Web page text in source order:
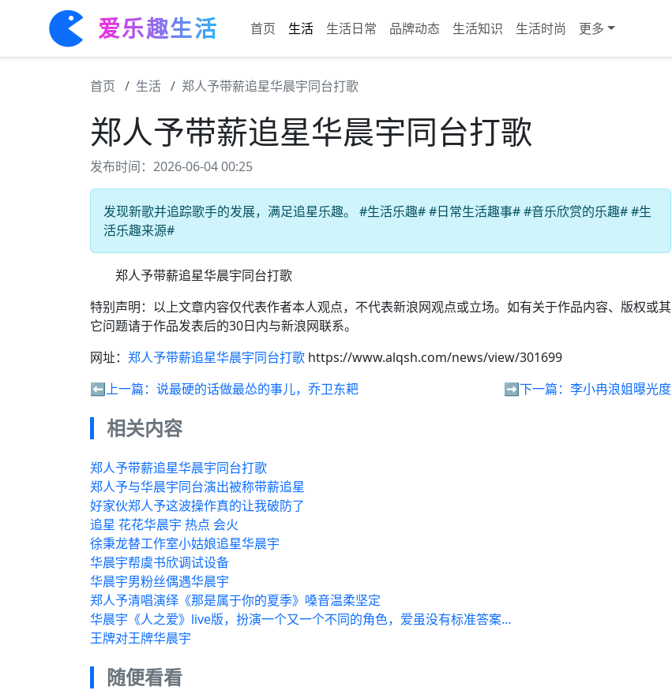
爱乐趣生活 首页 生活 生活日常 品牌动态 生活知识 生活时尚 更多
首页 生活 郑人予带薪追星华晨宇同台打歌
郑人予带薪追星华晨宇同台打歌
发布时间：2026-06-04 00:25
发现新歌并追踪歌手的发展，满足追星乐趣。 #生活乐趣# #日常生活趣事# #音乐欣赏的乐趣# #生
活乐趣来源#
郑人予带薪追星华晨宇同台打歌
特别声明：以上文章内容仅代表作者本人观点，不代表新浪网观点或立场。如有关于作品内容、版权或其
它问题请于作品发表后的30日内与新浪网联系。
网址： 郑人予带薪追星华晨宇同台打歌 https://www.alqsh.com/news/view/301699
⬅️上一篇： 说最硬的话做最怂的事儿，乔卫东耙 ➡️下一篇： 李小冉浪姐曝光度
相关内容
郑人予带薪追星华晨宇同台打歌
郑人予与华晨宇同台演出被称带薪追星
好家伙郑人予这波操作真的让我破防了
追星 花花华晨宇 热点 会火
徐秉龙替工作室小姑娘追星华晨宇
华晨宇帮虞书欣调试设备
华晨宇男粉丝偶遇华晨宇
郑人予清唱演绎《那是属于你的夏季》嗓音温柔坚定
华晨宇《人之爱》live版，扮演一个又一个不同的角色，爱虽没有标准答案…
王牌对王牌华晨宇
随便看看